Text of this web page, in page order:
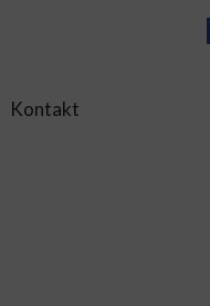
Kontakt